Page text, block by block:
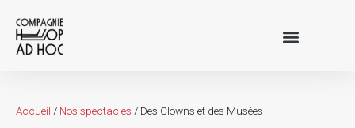
Accueil / Nos spectacles / Des Clowns et des Musées